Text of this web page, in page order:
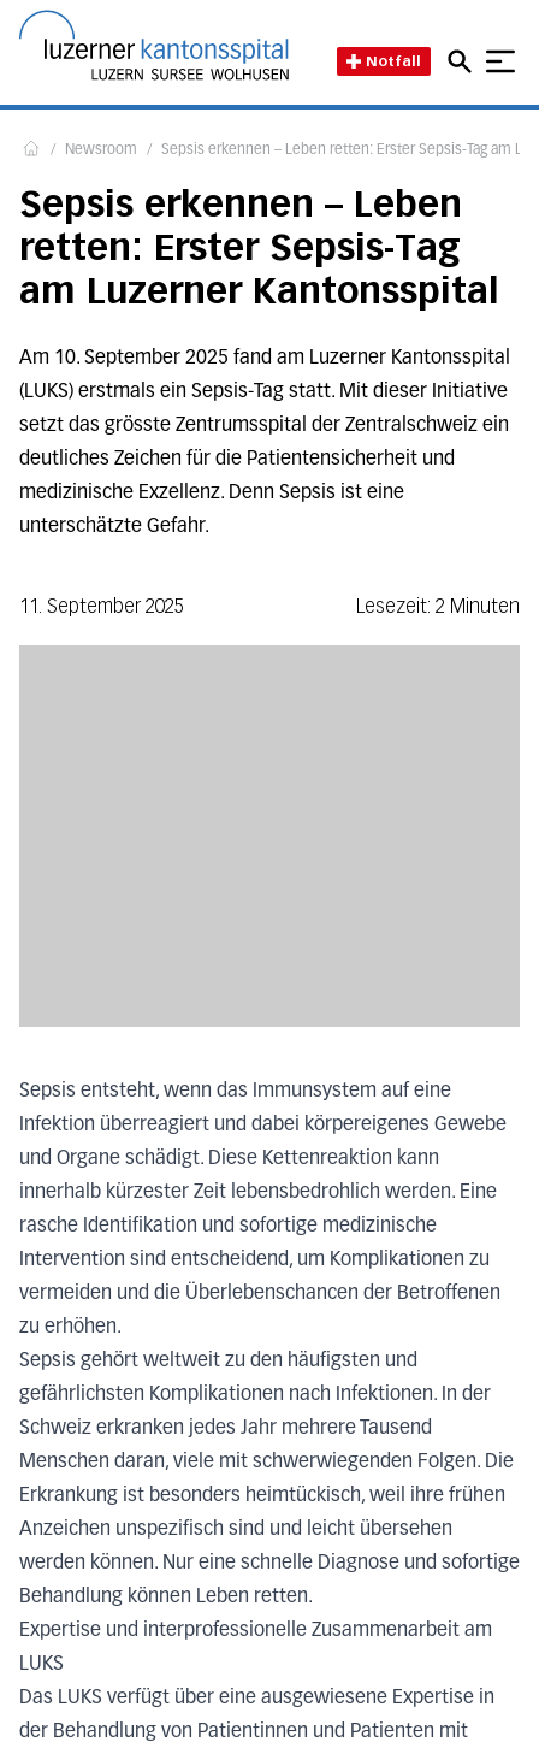
Notfall
/ Newsroom / Sepsis erkennen – Leben retten: Erster Sepsis-Tag am
Sepsis erkennen – Leben
retten: Erster Sepsis-Tag
am Luzerner Kantonsspital
Am 10. September 2025 fand am Luzerner Kantonsspital
(LUKS) erstmals ein Sepsis-Tag statt. Mit dieser Initiative
setzt das grösste Zentrumsspital der Zentralschweiz ein
deutliches Zeichen für die Patientensicherheit und
medizinische Exzellenz. Denn Sepsis ist eine
unterschätzte Gefahr.
11. September 2025 Lesezeit: 2 Minuten
Sepsis entsteht, wenn das Immunsystem auf eine
Infektion überreagiert und dabei körpereigenes Gewebe
und Organe schädigt. Diese Kettenreaktion kann
innerhalb kürzester Zeit lebensbedrohlich werden. Eine
rasche Identifikation und sofortige medizinische
Intervention sind entscheidend, um Komplikationen zu
vermeiden und die Überlebenschancen der Betroffenen
zu erhöhen.
Sepsis gehört weltweit zu den häufigsten und
gefährlichsten Komplikationen nach Infektionen. In der
Schweiz erkranken jedes Jahr mehrere Tausend
Menschen daran, viele mit schwerwiegenden Folgen. Die
Erkrankung ist besonders heimtückisch, weil ihre frühen
Anzeichen unspezifisch sind und leicht übersehen
werden können. Nur eine schnelle Diagnose und sofortige
Behandlung können Leben retten.
Expertise und interprofessionelle Zusammenarbeit am
LUKS
Das LUKS verfügt über eine ausgewiesene Expertise in
der Behandlung von Patientinnen und Patienten mit